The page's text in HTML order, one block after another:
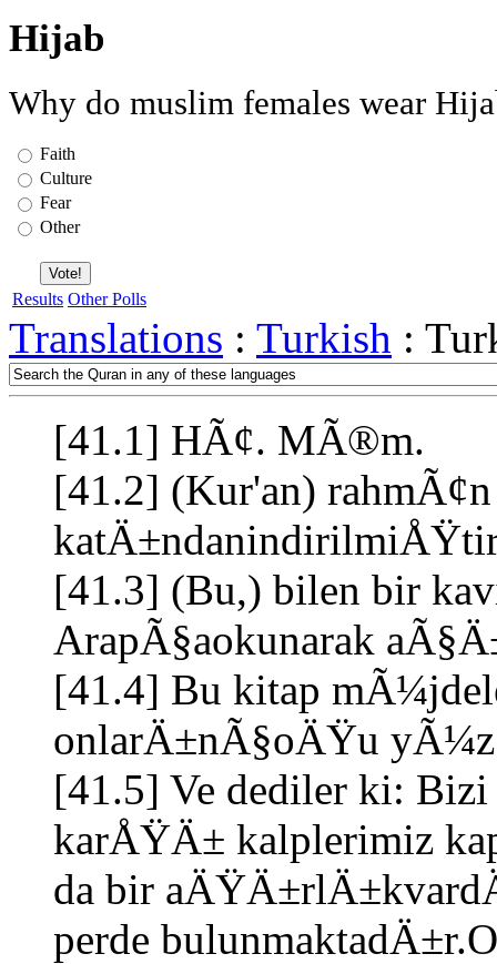
Hijab
Why do muslim females wear
Faith
Culture
Fear
Other
Results Other Polls
Translations : Turkish :
[41.1] HÃ¢. MÃ®m.
[41.2] (Kur'an)
[41.3] (Bu,) bilen bir
ArapÃ§aokunarak
[41.4] Bu kitap
onlarÄ±nÃ§oÄŸu
[41.5] Ve dediler ki:
karÅŸÄ± kalplerimiz
da bir
perde